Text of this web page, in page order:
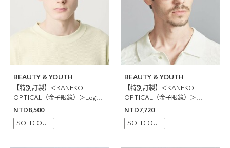
BEAUTY & YOUTH
【特別訂製】＜KANEKO
OPTICAL（金子眼鏡）＞Logan
眼鏡
NTD8,500
SOLD OUT
BEAUTY & YOUTH
【特別訂製】＜KANEKO
OPTICAL（金子眼鏡）＞
French Eyewear
NTD7,720
SOLD OUT